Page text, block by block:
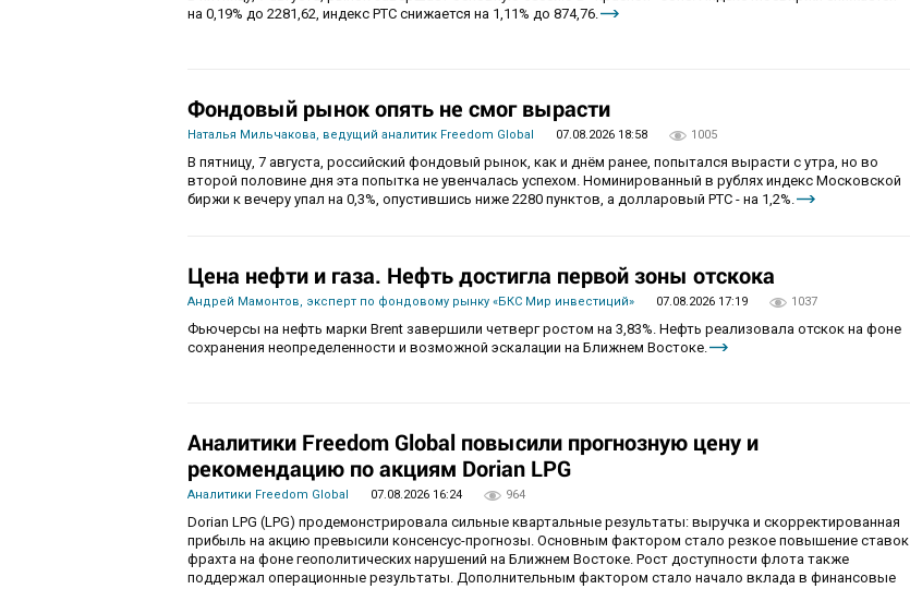
на 0,19% до 2281,62, индекс РТС снижается на 1,11% до 874,76.
Фондовый рынок опять не смог вырасти
Наталья Мильчакова, ведущий аналитик Freedom Global 07.08.2026 18:58 1005
В пятницу, 7 августа, российский фондовый рынок, как и днём ранее, попытался вырасти с утра, но во
второй половине дня эта попытка не увенчалась успехом. Номинированный в рублях индекс Московской
биржи к вечеру упал на 0,3%, опустившись ниже 2280 пунктов, а долларовый РТС - на 1,2%.
Цена нефти и газа. Нефть достигла первой зоны отскока
Андрей Мамонтов, эксперт по фондовому рынку «БКС Мир инвестиций» 07.08.2026 17:19 1037
Фьючерсы на нефть марки Brent завершили четверг ростом на 3,83%. Нефть реализовала отскок на фоне
сохранения неопределенности и возможной эскалации на Ближнем Востоке.
Аналитики Freedom Global повысили прогнозную цену и
рекомендацию по акциям Dorian LPG
Аналитики Freedom Global 07.08.2026 16:24 964
Dorian LPG (LPG) продемонстрировала сильные квартальные результаты: выручка и скорректированная
прибыль на акцию превысили консенсус-прогнозы. Основным фактором стало резкое повышение ставок
фрахта на фоне геополитических нарушений на Ближнем Востоке. Рост доступности флота также
поддержал операционные результаты. Дополнительным фактором стало начало вклада в финансовые